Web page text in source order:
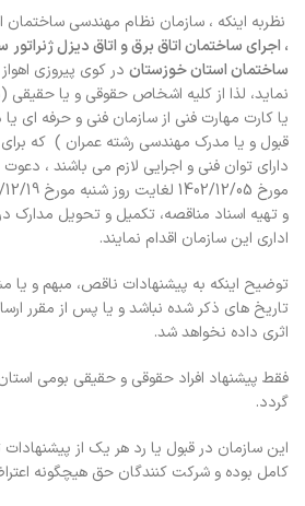
نظربه اینکه ، سازمان نظام مهندسی
، اجرای ساختمان اتاق برق و اتاق دیزل ژنراتور
ساختمان استان خوزستان در کوی پیروزی
نماید، لذا از کلیه اشخاص حقوقی و یا حقیقی
یا کارت مهارت فنی از سازمان فنی و حرفه ای
قبول و یا مدرک مهندسی رشته عمران ) که
دارای توان فنی و اجرایی لازم می باشند ،
و تهیه اسناد مناقصه، تکمیل و تحویل مدارک
اداری این سازمان اقدام نمایند.
توضیح اینکه به پیشنهادات ناقص، مبهم و یا
تاریخ های ذکر شده نباشد و یا پس از مقرر
اثری داده نخواهد شد.
فقط پیشنهاد افراد حقوقی و حقیقی بومی
گردد.
این سازمان در قبول یا رد هر یک از پیشنهادات
کامل بوده و شرکت کنندگان حق هیچگونه